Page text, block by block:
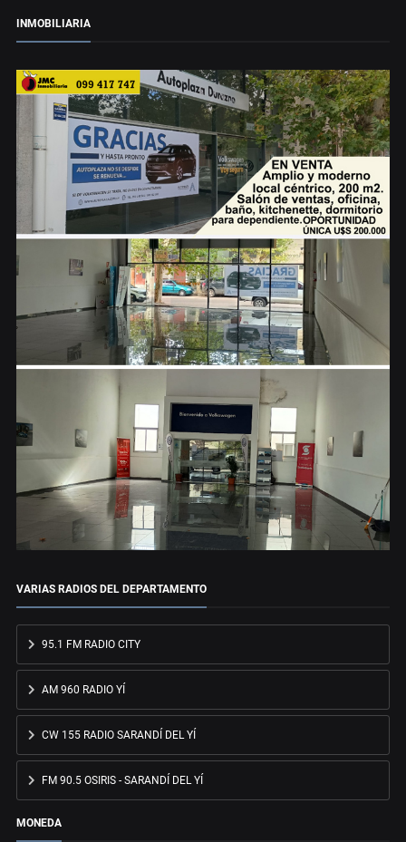
INMOBILIARIA
VARIAS RADIOS DEL DEPARTAMENTO
95.1 FM RADIO CITY
AM 960 RADIO YÍ
CW 155 RADIO SARANDÍ DEL YÍ
FM 90.5 OSIRIS - SARANDÍ DEL YÍ
MONEDA